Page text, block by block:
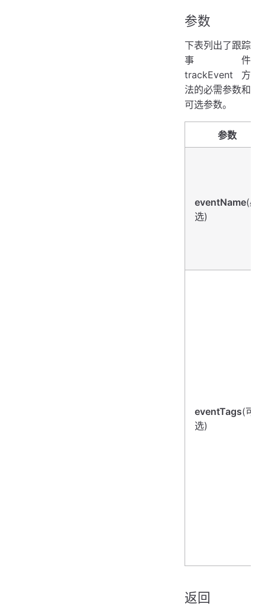
参数
下表列出了跟踪
事件
trackEvent方
法的必需参数和
可选参数。
参数
eventName(必
选)
eventTags(可
选)
返回